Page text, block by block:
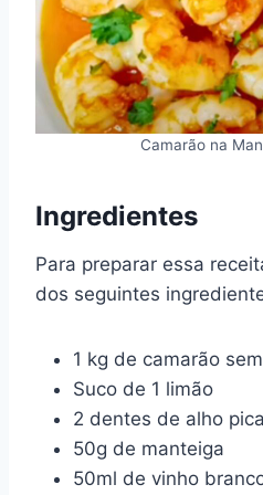
Camarão na
Ingredientes
Para preparar essa
dos seguintes
1 kg de camarão
Suco de 1 limão
2 dentes de alho
50g de manteiga
50ml de vinho